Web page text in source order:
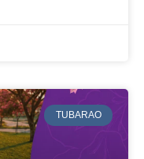
TUBARAO